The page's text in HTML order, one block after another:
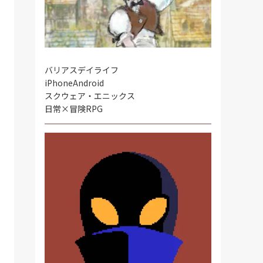
バリアスデイライフ
iPhoneAndroid
スクウェア・エニックス
日常×冒険RPG